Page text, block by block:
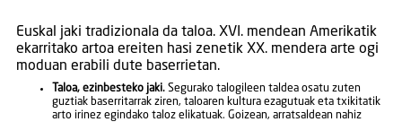
Euskal jaki tradizionala da taloa. XVI. mendean Amerikatik
ekarritako artoa ereiten hasi zenetik XX. mendera arte ogi
moduan erabili dute baserrietan.
Taloa, ezinbesteko jaki.Segurako talogileen taldea osatu zuten
guztiak baserritarrak ziren, taloaren kultura ezagutuak eta txikitatik
arto irinez egindako taloz elikatuak. Goizean, arratsaldean nahiz